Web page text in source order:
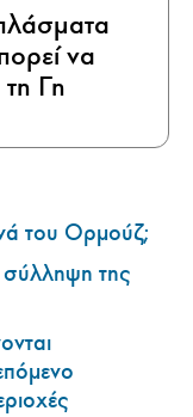
να
Γη
του Ορμούζ;
της